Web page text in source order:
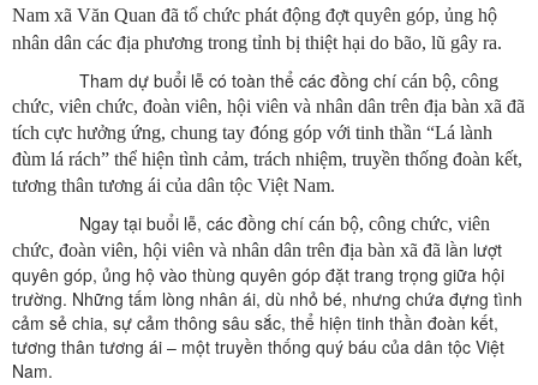
Nam xã Văn Quan đã tổ chức phát động đợt quyên góp, ủng hộ
nhân dân các địa phương trong tỉnh bị thiệt hại do bão, lũ gây ra.
Tham dự buổi lễ có toàn thể các đồng chí cán bộ, công
chức, viên chức, đoàn viên, hội viên và nhân dân trên địa bàn xã đã
tích cực hưởng ứng, chung tay đóng góp với tinh thần “Lá lành
đùm lá rách” thể hiện tình cảm, trách nhiệm, truyền thống đoàn kết,
tương thân tương ái của dân tộc Việt Nam.
Ngay tại buổi lễ, các đồng chí cán bộ, công chức, viên
chức, đoàn viên, hội viên và nhân dân trên địa bàn xã đã lần lượt
quyên góp, ủng hộ vào thùng quyên góp đặt trang trọng giữa hội
trường. Những tấm lòng nhân ái, dù nhỏ bé, nhưng chứa đựng tình
cảm sẻ chia, sự cảm thông sâu sắc, thể hiện tinh thần đoàn kết,
tương thân tương ái – một truyền thống quý báu của dân tộc Việt
Nam.